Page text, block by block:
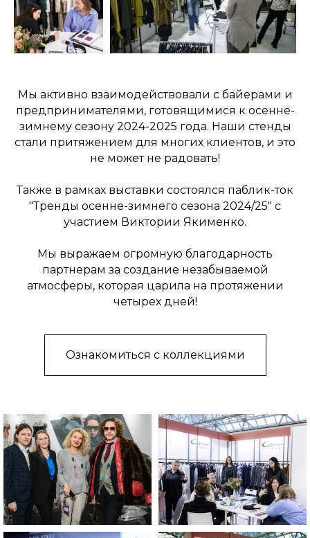
Мы активно взаимодействовали с байерами и
предпринимателями, готовящимися к осенне-
зимнему сезону 2024-2025 года. Наши стенды
стали притяжением для многих клиентов, и это
не может не радовать!
Также в рамках выставки состоялся паблик-ток
"Тренды осенне-зимнего сезона 2024/25" с
участием Виктории Якименко.
Мы выражаем огромную благодарность
партнерам за создание незабываемой
атмосферы, которая царила на протяжении
четырех дней!
Ознакомиться с коллекциями